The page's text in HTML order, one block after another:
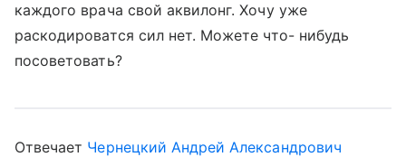
каждого врача свой аквилонг. Хочу уже
раскодироватся сил нет. Можете что- нибудь
посоветовать?
Отвечает Чернецкий Андрей Александрович